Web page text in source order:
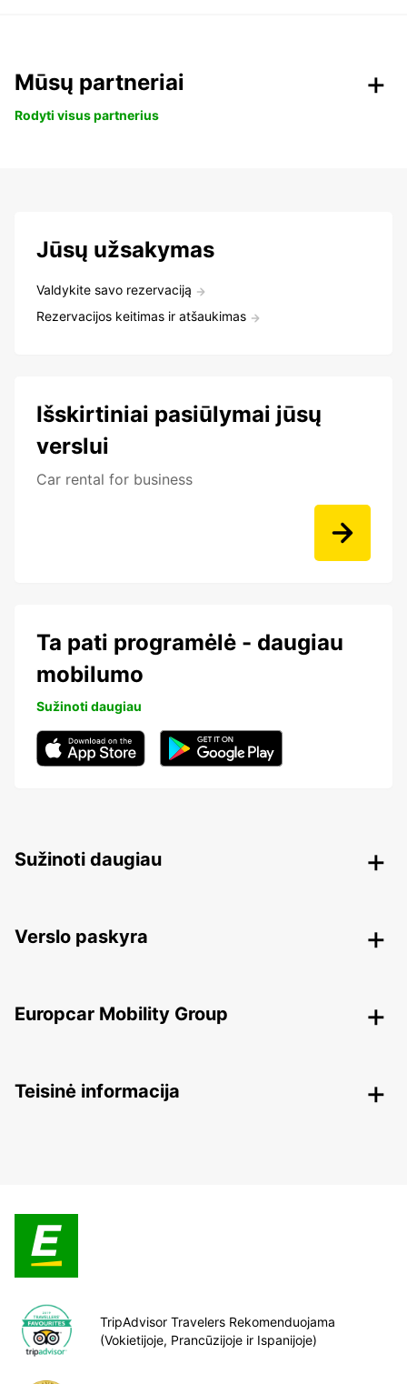
Mūsų partneriai
Rodyti visus partnerius
Jūsų užsakymas
Valdykite savo rezervaciją
Rezervacijos keitimas ir atšaukimas
Išskirtiniai pasiūlymai jūsų
verslui
Car rental for business
Ta pati programėlė - daugiau
mobilumo
Sužinoti daugiau
Sužinoti daugiau
Verslo paskyra
Europcar Mobility Group
Teisinė informacija
TripAdvisor Travelers Rekomenduojama
(Vokietijoje, Prancūzijoje ir Ispanijoje)